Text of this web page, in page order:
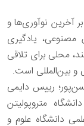
آخرین نوآوری‌ها و
یادگیری
محلی برای تلاقی
بین‌المللی است.
رییس دایمی
متروپولیتن
دانشگاه علوم و